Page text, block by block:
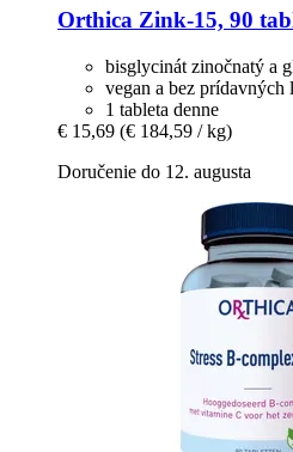
Orthica Zink-​15, 90
bisglycinát zinočnatý a
vegan a bez prídavných
1 tableta denne
€ 15,69 (€ 184,59 / kg)
Doručenie do 12. augusta